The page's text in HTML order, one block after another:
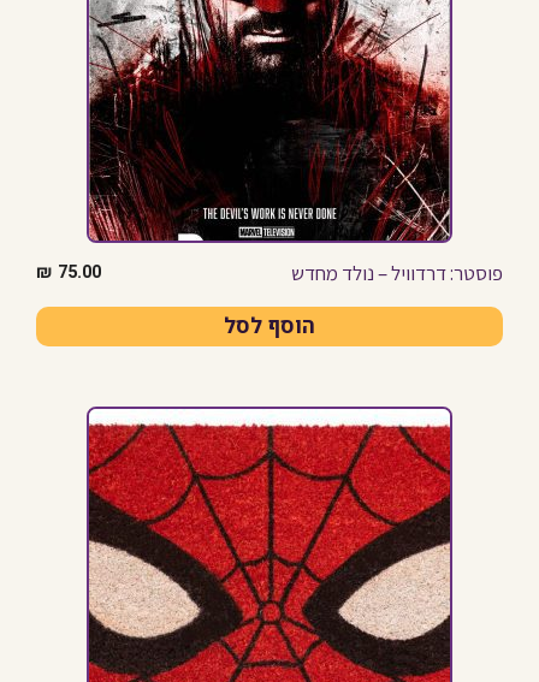
פוסטר: דרדוויל – נולד מחדש 75.00
₪
הוסף לסל